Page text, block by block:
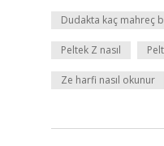
Dudakta kaç mahreç
Peltek Z nasıl
Ze harfi nasıl okunur